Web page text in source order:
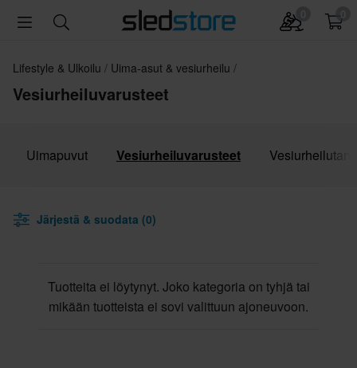
Lifestyle & Ulkoilu Uima-asut & vesiurheilu
Vesiurheiluvarusteet
Uimapuvut Vesiurheiluvarusteet
Järjestä & suodata (0)
Tuotteita ei löytynyt. Joko kategoria on tyhjä tai
mikään tuotteista ei sovi valittuun ajoneuvoon.